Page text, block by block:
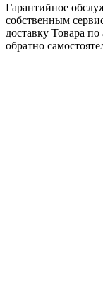
Гарантийное
собственным
доставку Товара
обратно